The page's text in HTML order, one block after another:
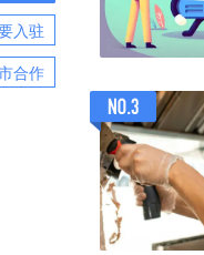
入驻
合作